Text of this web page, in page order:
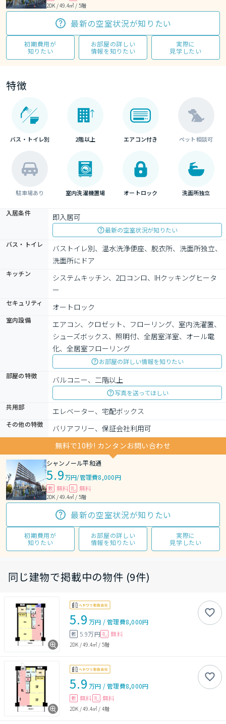
2DK / 49.4㎡ / 5階
最新の空室状況が知りたい
初期費用が
知りたい
お部屋の詳しい
情報を知りたい
実際に
見学したい
特徴
バス・トイレ別 2階以上 エアコン付き ペット相談可
駐車場あり 室内洗濯機置場 オートロック 洗面所独立
入居条件 即入居可
最新の空室状況が知りたい
バス・トイレ
バストイレ別、温水洗浄便座、脱衣所、洗面所独立、
洗面所にドア
キッチン
システムキッチン、2口コンロ、IHクッキングヒータ
ー
セキュリティ オートロック
室内設備
エアコン、クロゼット、フローリング、室内洗濯置、
シューズボックス、照明付、全居室洋室、オール電
化、全居室フローリング
お部屋の詳しい情報を知りたい
部屋の特徴
バルコニー、二階以上
写真を送ってほしい
共用部
エレベーター、宅配ボックス
その他の特徴
バリアフリー、保証会社利用可
無料で10秒! カンタンお問い合わせ
シャンノール平和通
5.9万円/管理費8,000円
敷 無料 礼 無料
2DK / 49.4㎡ / 5階
最新の空室状況が知りたい
初期費用が
知りたい
お部屋の詳しい
情報を知りたい
実際に
見学したい
同じ建物で掲載中の物件 (9件)
5.9 万円 /管理費8,000円
敷 5.9万円 礼 無料
2DK /49.4㎡ / 5階
5.9 万円 /管理費8,000円
敷 無料 礼 無料
2DK /49.4㎡ / 4階